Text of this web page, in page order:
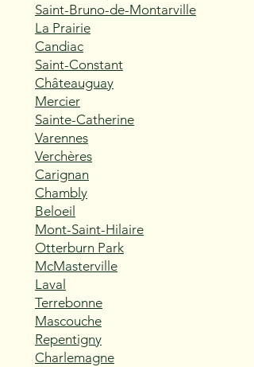
Saint-Bruno-de-Montarville
La Prairie
Candiac
Saint-Constant
Châteauguay
Mercier
Sainte-Catherine
Varennes
Verchères
Carignan
Chambly
Beloeil
Mont-Saint-Hilaire
Otterburn Park
McMasterville
Laval
Terrebonne
Mascouche
Repentigny
Charlemagne